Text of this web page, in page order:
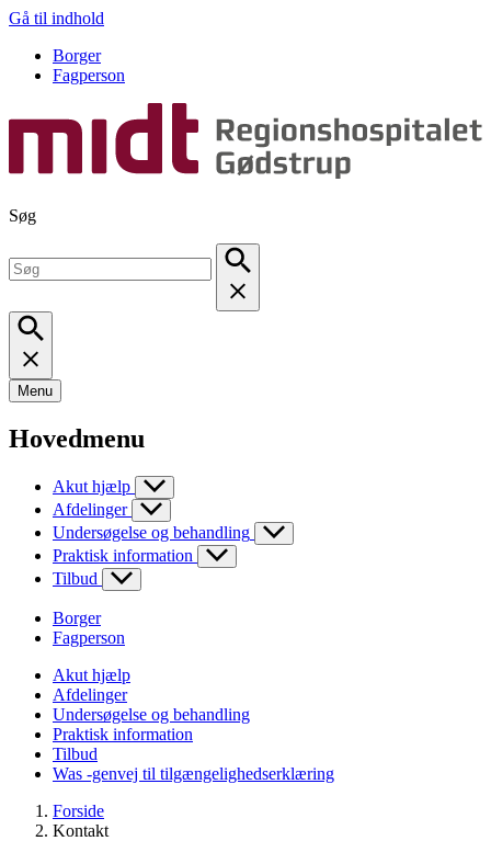
Gå til indhold
Borger
Fagperson
Søg
Menu
Hovedmenu
Akut hjælp
Afdelinger
Undersøgelse og behandling
Praktisk information
Tilbud
Borger
Fagperson
Akut hjælp
Afdelinger
Undersøgelse og behandling
Praktisk information
Tilbud
Was -genvej til tilgængelighedserklæring
Forside
Kontakt